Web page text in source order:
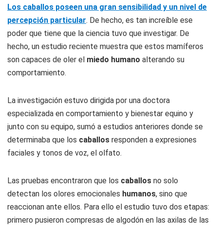
Los caballos poseen una gran sensibilidad y un nivel de
percepción particular. De hecho, es tan increíble ese
poder que tiene que la ciencia tuvo que investigar. De
hecho, un estudio reciente muestra que estos mamíferos
son capaces de oler el miedo humano alterando su
comportamiento.
La investigación estuvo dirigida por una doctora
especializada en comportamiento y bienestar equino y
junto con su equipo, sumó a estudios anteriores donde se
determinaba que los caballos responden a expresiones
faciales y tonos de voz, el olfato.
Las pruebas encontraron que los caballos no solo
detectan los olores emocionales humanos, sino que
reaccionan ante ellos. Para ello el estudio tuvo dos etapas:
primero pusieron compresas de algodón en las axilas de las